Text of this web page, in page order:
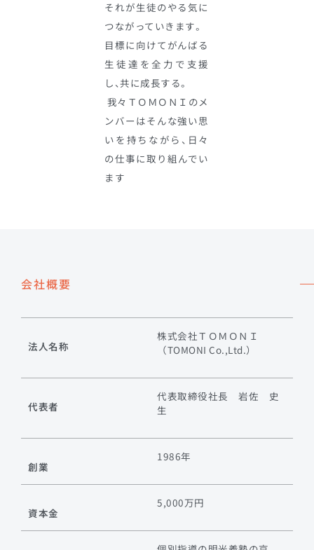
それが生徒のやる気に
つながっていきます。
目標に向けてがんばる
生徒達を全力で支援
し、共に成長する。
我々ＴＯＭＯＮＩのメ
ンバーはそんな強い思
いを持ちながら、日々
の仕事に取り組んでい
ます
会社概要
法人名称
株式会社ＴＯＭＯＮＩ
（TOMONI Co.,Ltd.）
代表者
代表取締役社長 岩佐 史
生
創業
1986年
資本金
5,000万円